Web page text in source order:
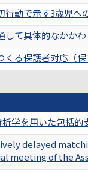
行動で示す3歳児へ
して具体的なかか
くる保護者対応（
析学を用いた包括
delayed
meeting of the